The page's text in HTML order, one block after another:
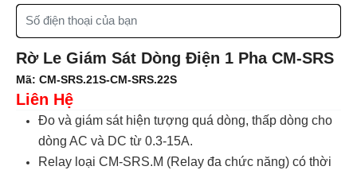
Rờ Le Giám Sát Dòng Điện 1 Pha CM-SRS
Mã: CM-SRS.21S-CM-SRS.22S
Liên Hệ
Đo và giám sát hiện tượng quá dòng, thấp dòng cho
dòng AC và DC từ 0.3-15A.
Relay loại CM-SRS.M (Relay đa chức năng) có thời